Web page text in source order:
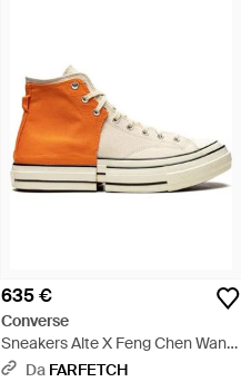
635 €
Converse
Sneakers Alte X Feng Chen Wang
Chuck 70 - Arancione
Da FARFETCH